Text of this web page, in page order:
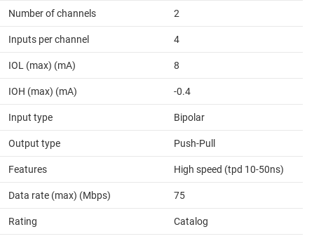
Number of channels 2
Inputs per channel 4
IOL (max) (mA) 8
IOH (max) (mA) -0.4
Input type Bipolar
Output type Push-Pull
Features High speed (tpd 10-50ns)
Data rate (max) (Mbps) 75
Rating Catalog